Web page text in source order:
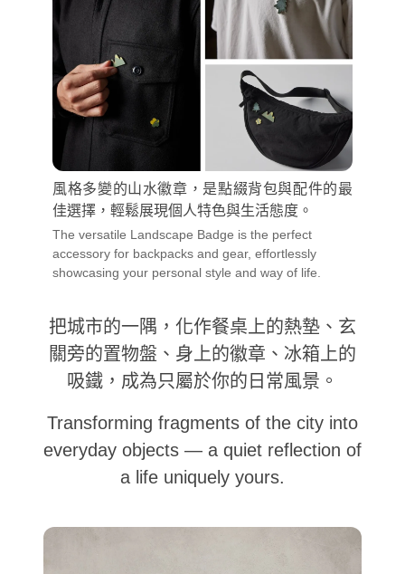
風格多變的山水徽章，是點綴背包與配件的最
佳選擇，輕鬆展現個人特色與生活態度。
The versatile Landscape Badge is the perfect
accessory for backpacks and gear, effortlessly
showcasing your personal style and way of life.
把城市的一隅，化作餐桌上的熱墊、玄
關旁的置物盤、身上的徽章、冰箱上的
吸鐵，成為只屬於你的日常風景。
Transforming fragments of the city into
everyday objects — a quiet reflection of
a life uniquely yours.